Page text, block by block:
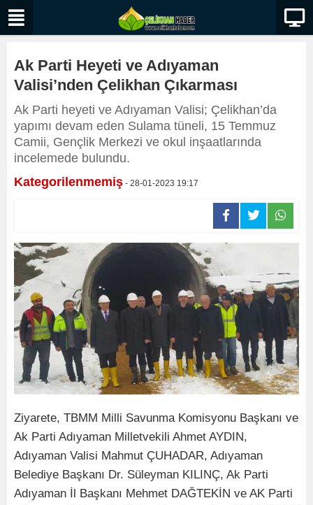
Ak Parti Heyeti ve Adıyaman
Valisi’nden Çelikhan Çıkarması
Ak Parti heyeti ve Adıyaman Valisi; Çelikhan’da
yapımı devam eden Sulama tüneli, 15 Temmuz
Camii, Gençlik Merkezi ve okul inşaatlarında
incelemede bulundu.
Kategorilenmemiş - 28-01-2023 19:17
Ziyarete, TBMM Milli Savunma Komisyonu Başkanı ve
Ak Parti Adıyaman Milletvekili Ahmet AYDIN,
Adıyaman Valisi Mahmut ÇUHADAR, Adıyaman
Belediye Başkanı Dr. Süleyman KILINÇ, Ak Parti
Adıyaman İl Başkanı Mehmet DAĞTEKİN ve AK Parti